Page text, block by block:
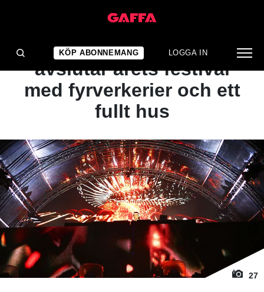
KÖP ABONNEMANG LOGGA IN
KONSERTRECENSION
Sveriges unga hero
avslutar årets festival
med fyrverkerier och ett
fullt hus
27